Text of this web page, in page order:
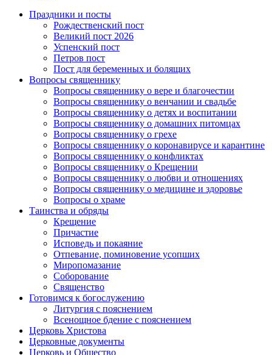
Праздники и посты
Рождественский пост
Великий пост 2026
Успенский пост
Петров пост
Пост для беременных и болящих
Вопросы священнику
Вопросы священнику о вере и благочестии
Вопросы священнику о венчании и свадьбе
Вопросы священнику о детях и воспитании
Вопросы священнику о домашних питомцах
Вопросы священнику о грехе
Вопросы священнику о коронавирусе и карантине
Вопросы священнику о конфликтах
Вопросы священнику о Крещении
Вопросы священнику о любви и отношениях
Вопросы священнику о медицине и здоровье
Вопросы о храме
Таинства и обряды
Крещение
Причастие
Исповедь и покаяние
Отпевание, поминовение усопших
Миропомазание
Соборование
Священство
Готовимся к богослужению
Литургия с пояснением
Всенощное бдение с пояснением
Церковь Христова
Церковные документы
Церковь и Общество